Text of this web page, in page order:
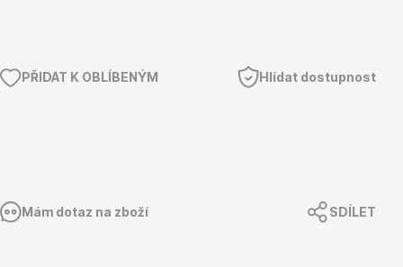
PŘIDAT K OBLÍBENÝM Hlídat dostupnost
Mám dotaz na zboží SDÍLET